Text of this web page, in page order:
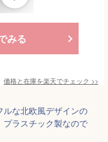
みる
価格と在庫を楽天でチェック >>
な北欧風デザインの
ラスチック製なので